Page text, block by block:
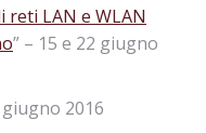
LAN e WLAN
” – 15 e 22 giugno
giugno 2016